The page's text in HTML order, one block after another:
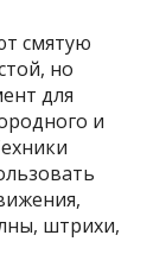
смятую
но
для
и
штрихи,